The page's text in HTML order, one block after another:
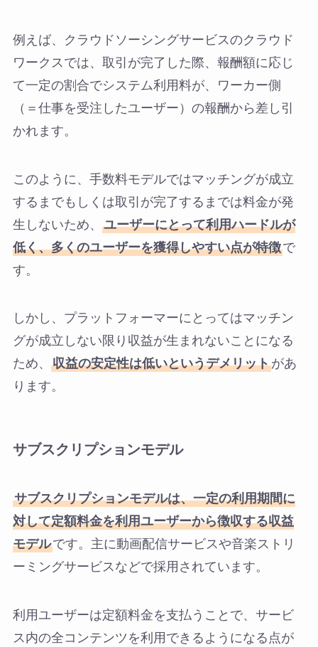
例えば、クラウドソーシングサービスのクラウド
ワークスでは、取引が完了した際、報酬額に応じ
て一定の割合でシステム利用料が、ワーカー側
（＝仕事を受注したユーザー）の報酬から差し引
かれます。
このように、手数料モデルではマッチングが成立
するまでもしくは取引が完了するまでは料金が発
生しないため、 ユーザーにとって利用ハードルが
低く、多くのユーザーを獲得しやすい点が特徴で
す。
しかし、プラットフォーマーにとってはマッチン
グが成立しない限り収益が生まれないことになる
ため、 収益の安定性は低いというデメリットがあ
ります。
サブスクリプションモデル
サブスクリプションモデルは、一定の利用期間に
対して定額料金を利用ユーザーから徴収する収益
モデルです。主に動画配信サービスや音楽ストリ
ーミングサービスなどで採用されています。
利用ユーザーは定額料金を支払うことで、サービ
ス内の全コンテンツを利用できるようになる点が